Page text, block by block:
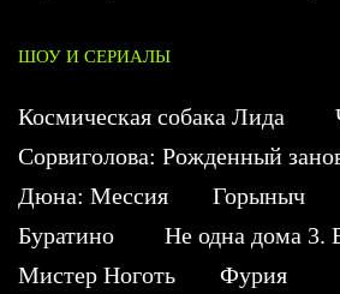
ШОУ И СЕРИАЛЫ
Космическая собака Лида
Сорвиголова: Рожденный
Дюна: Мессия
Горыныч
Буратино
Не одна дома 3.
Мистер Ноготь
Фурия